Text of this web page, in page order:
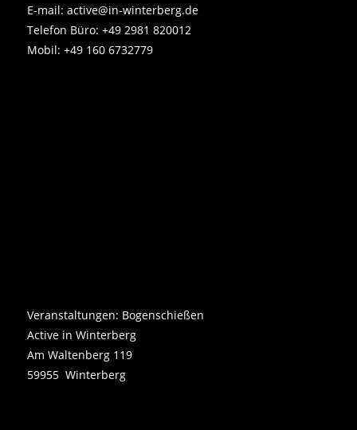
E-mail: active@in-winterberg.de
Telefon Büro: +49 2981 820012
Mobil: +49 160 6732779
Veranstaltungen: Bogenschießen
Active in Winterberg
Am Waltenberg 119
59955 Winterberg